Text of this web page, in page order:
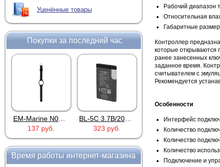
Уценённые товары
Покупки за последний час
137 руб.
323 руб.
Proline PR-HPT615TY
6 137 руб.
Время работы интернет-магазина
Рабочий диапазон
Относительная
Габаритные
Контроллер
которые открываются
ранее занесенных
заданное время.
считывателем с
Рекомендуется
Особенности
Интерфейс
Количество
Количество
Количество
Подключение и